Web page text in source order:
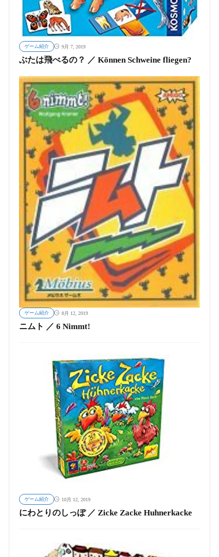
ゲーム紹介 9月 7, 2019
ぶたは飛べるの？ ／ Können Schweine fliegen?
ゲーム紹介 8月 12, 2019
ニムト ／ 6 Nimmt!
ゲーム紹介 10月 12, 2019
にわとりのしっぽ ／ Zicke Zacke Huhnerkacke